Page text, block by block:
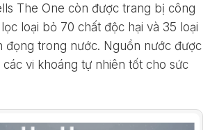
The One còn được trang bị công
loại bỏ 70 chất độc hại và 35 loại
đọng trong nước. Nguồn nước được
các vi khoáng tự nhiên tốt cho sức